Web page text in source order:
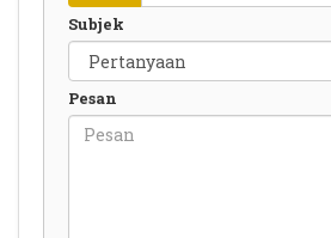
Subjek
Pesan